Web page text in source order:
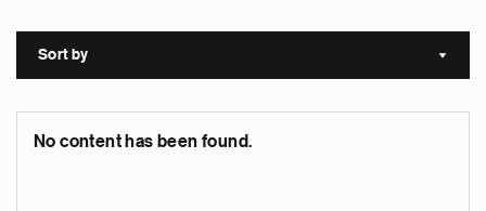
Sort by Sort
No content has been found.